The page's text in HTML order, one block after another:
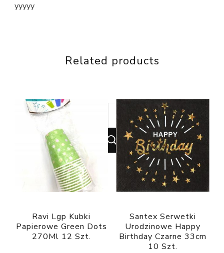
yyyyy
Related products
Ravi Lgp Kubki
Papierowe Green Dots
270Ml 12 Szt.
Santex Serwetki
Urodzinowe Happy
Birthday Czarne 33cm
10 Szt.
for
Something?